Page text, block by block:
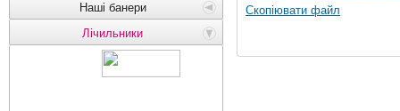
Наші банери
Лічильники
Скопіювати файл